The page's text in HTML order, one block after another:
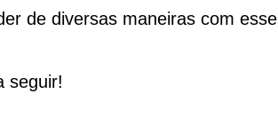
de diversas maneiras com
seguir!